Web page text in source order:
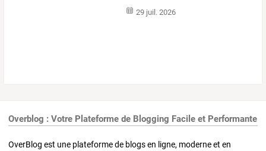
29 juil. 2026
Overblog : Votre Plateforme de Blogging Facile et Performante
OverBlog est une plateforme de blogs en ligne, moderne et en